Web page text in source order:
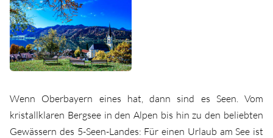
Wenn Oberbayern eines hat, dann sind es Seen. Vom
kristallklaren Bergsee in den Alpen bis hin zu den beliebten
Gewässern des 5-Seen-Landes: Für einen Urlaub am See ist